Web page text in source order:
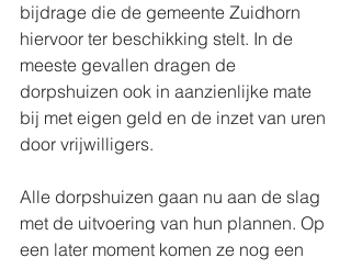
bijdrage die de gemeente Zuidhorn
hiervoor ter beschikking stelt. In de
meeste gevallen dragen de
dorpshuizen ook in aanzienlijke mate
bij met eigen geld en de inzet van uren
door vrijwilligers.
Alle dorpshuizen gaan nu aan de slag
met de uitvoering van hun plannen. Op
een later moment komen ze nog een